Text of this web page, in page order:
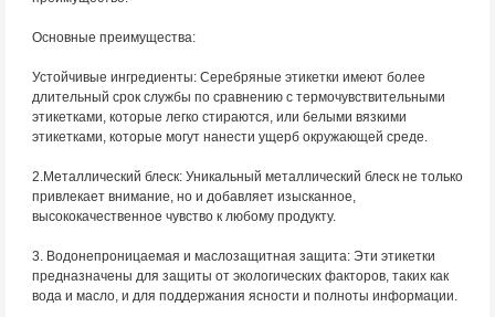
Основные преимущества:
Устойчивые ингредиенты: Серебряные этикетки имеют более
длительный срок службы по сравнению с термочувствительными
этикетками, которые легко стираются, или белыми вязкими
этикетками, которые могут нанести ущерб окружающей среде.
2.Металлический блеск: Уникальный металлический блеск не только
привлекает внимание, но и добавляет изысканное,
высококачественное чувство к любому продукту.
3. Водонепроницаемая и маслозащитная защита: Эти этикетки
предназначены для защиты от экологических факторов, таких как
вода и масло, и для поддержания ясности и полноты информации.